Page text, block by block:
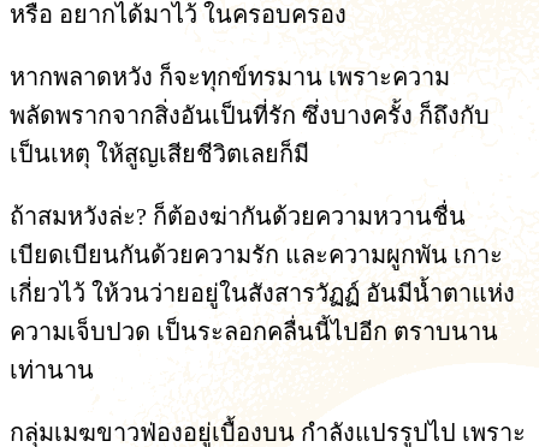
หรือ อยากได้มาไว้ ในครอบครอง
หากพลาดหวัง ก็จะทุกข์ทรมาน เพราะความ
พลัดพรากจากสิ่งอันเป็นที่รัก ซึ่งบางครั้ง ก็ถึงกับ
เป็นเหตุ ให้สูญเสียชีวิตเลยก็มี
ถ้าสมหวังล่ะ? ก็ต้องฆ่ากันด้วยความหวานชื่น
เบียดเบียนกันด้วยความรัก และความผูกพัน เกาะ
เกี่ยวไว้ ให้วนว่ายอยู่ในสังสารวัฏฏ์ อันมีน้ำตาแห่ง
ความเจ็บปวด เป็นระลอกคลื่นนี้ไปอีก ตราบนาน
เท่านาน
กลุ่มเมฆขาวฟ่องอยู่เบื้องบน กำลังแปรรูปไป เพราะ